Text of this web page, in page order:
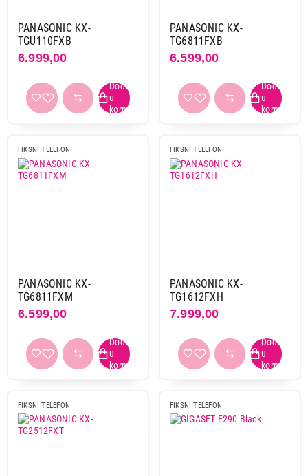
PANASONIC KX-
TGU110FXB
6.999,00
PANASONIC KX-
TG6811FXB
6.599,00
FIKSNI TELEFON
PANASONIC KX-
TG6811FXM
6.599,00
FIKSNI TELEFON
PANASONIC KX-
TG1612FXH
7.999,00
FIKSNI TELEFON FIKSNI TELEFON
FIKSNI TELEFONI
PANASONIC KX-TG1611FXH
Proizvod je dodat u korpu.